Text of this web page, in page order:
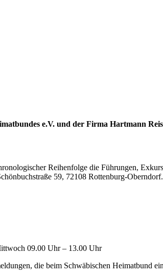
e.V. und der Firma Hartmann
Reihenfolge die Führungen,
59, 72108 Rottenburg-Oberndorf.
09.00 Uhr – 13.00 Uhr
die beim Schwäbischen Heimatbund